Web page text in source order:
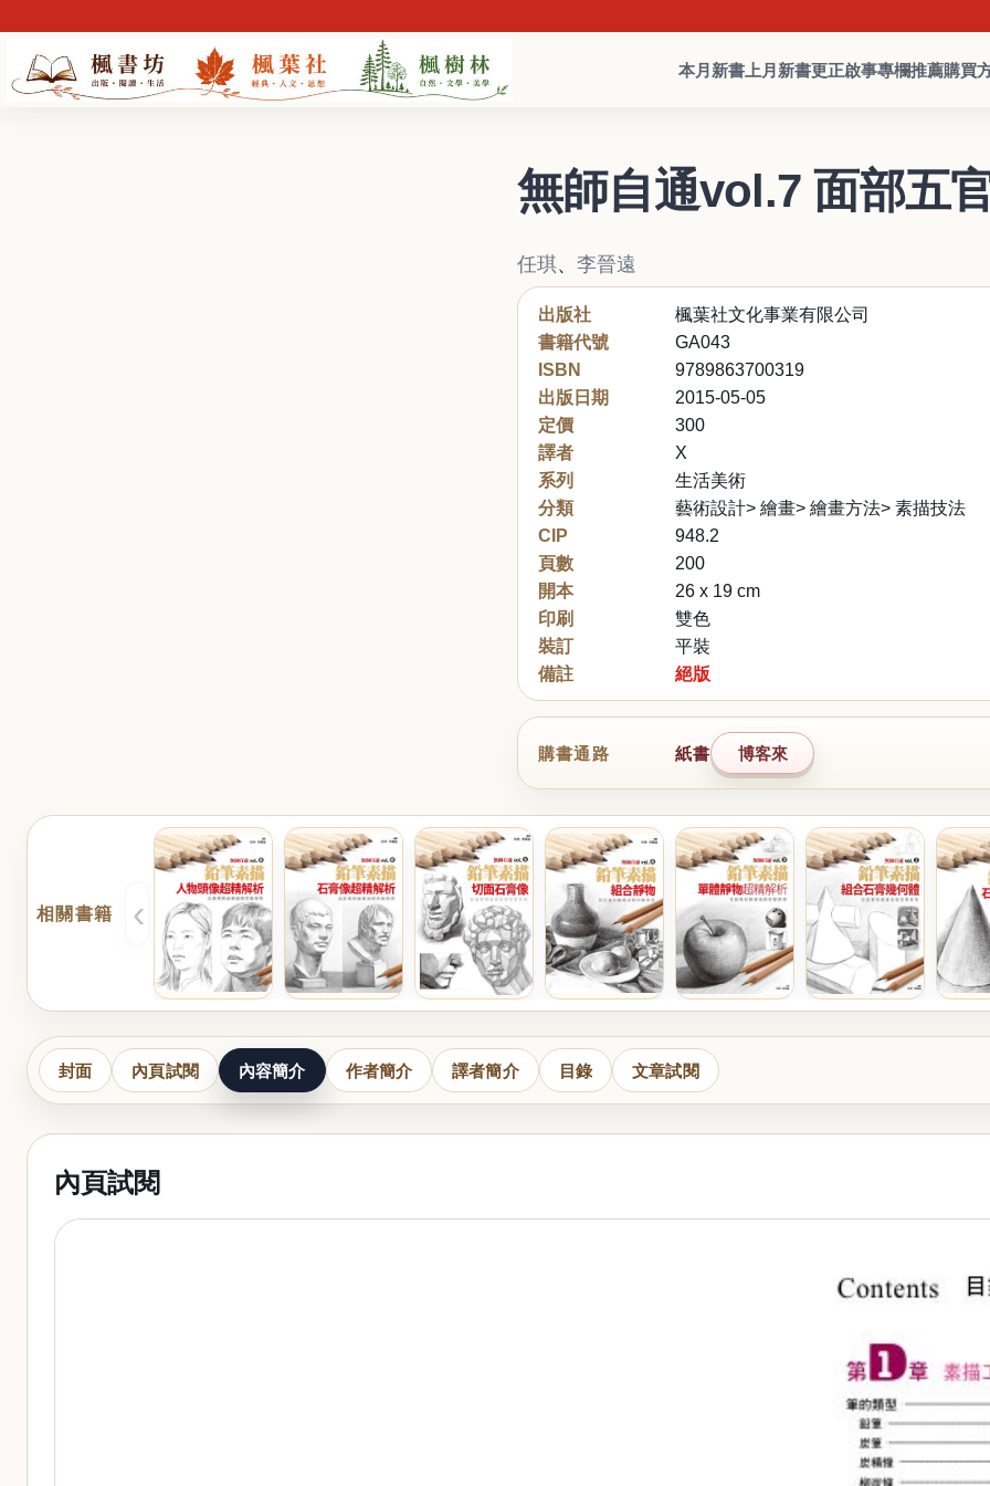
本月新書 上月新書更正啟事專欄推薦購買
無師自通vol.7 面部五
任琪、 李晉遠
出版社
楓葉社文化事業有限公司
書籍代號
GA043
ISBN
9789863700319
出版日期
2015-05-05
定價
300
譯者
X
系列
生活美術
分類
藝術設計> 繪畫> 繪畫方法> 素描技法
CIP
948.2
頁數
200
開本
26 x 19 cm
印刷
雙色
裝訂
平裝
備註
絕版
購書通路 紙書 博客來
相關書籍 ‹
封面 內頁試閱 內容簡介 作者簡介 譯者簡介 目錄 文章試閱
內頁試閱